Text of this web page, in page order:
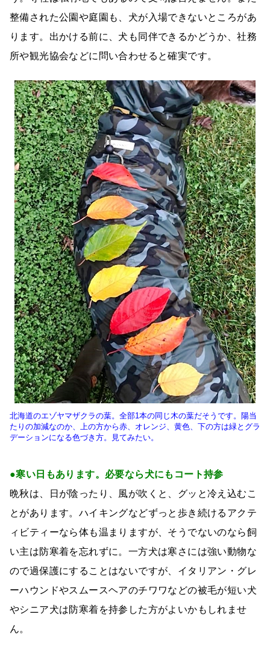
整備された公園や庭園も、犬が入場できないところがあ
ります。出かける前に、犬も同伴できるかどうか、社務
所や観光協会などに問い合わせると確実です。
北海道のエゾヤマザクラの葉。全部1本の同じ木の葉だそうです。陽当
たりの加減なのか、上の方から赤、オレンジ、黄色、下の方は緑とグラ
デーションになる色づき方。見てみたい。
●寒い日もあります。必要なら犬にもコート持参
晩秋は、日が陰ったり、風が吹くと、グッと冷え込むこ
とがあります。ハイキングなどずっと歩き続けるアクテ
ィビティーなら体も温まりますが、そうでないのなら飼
い主は防寒着を忘れずに。一方犬は寒さには強い動物な
ので過保護にすることはないですが、イタリアン・グレ
ーハウンドやスムースヘアのチワワなどの被毛が短い犬
やシニア犬は防寒着を持参した方がよいかもしれませ
ん。